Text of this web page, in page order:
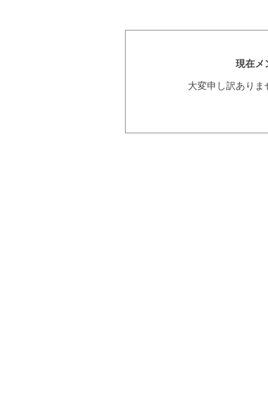
現在メ
大変申し訳あり